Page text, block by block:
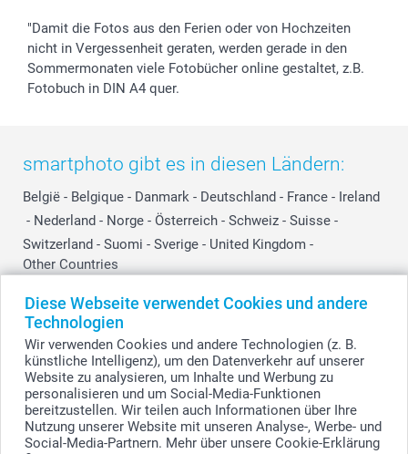
Diese Webseite verwendet Cookies und andere
Technologien
Wir verwenden Cookies und andere Technologien (z. B.
künstliche Intelligenz), um den Datenverkehr auf unserer
Website zu analysieren, um Inhalte und Werbung zu
personalisieren und um Social-Media-Funktionen
bereitzustellen. Wir teilen auch Informationen über Ihre
Nutzung unserer Website mit unseren Analyse-, Werbe- und
Social-Media-Partnern. Mehr über unsere Cookie-Erklärung
"Damit die Fotos aus den Ferien oder von Hochzeiten
nicht in Vergessenheit geraten, werden gerade in den
Sommermonaten viele Fotobücher online gestaltet, z.B.
Fotobuch in DIN A4 quer.
smartphoto gibt es in diesen Ländern:
België - Belgique - Danmark - Deutschland - France - Ireland
- Nederland - Norge - Österreich - Schweiz - Suisse -
Switzerland - Suomi - Sverige - United Kingdom -
Other Countries
© smartphoto Group. Alle Rechte vorbehalten.
Alle Preise verstehen sich in EURO (€) inkl. MwSt. und zzgl. Versandkosten.